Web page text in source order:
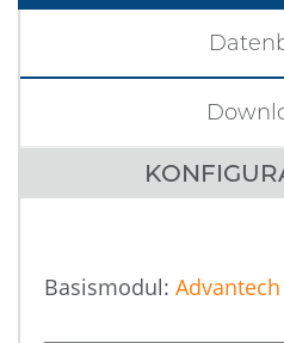
Basismodul: